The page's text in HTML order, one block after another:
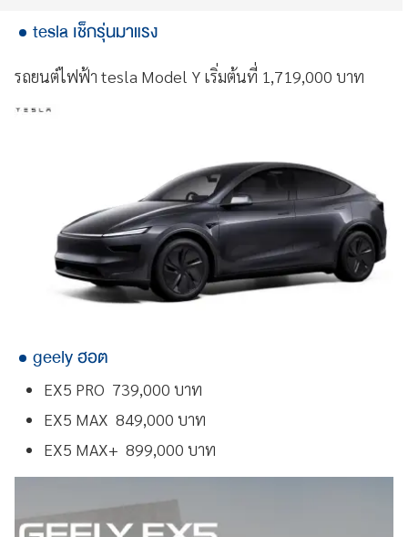
tesla เช็กรุ่นมาแรง
รถยนต์ไฟฟ้า tesla Model Y เริ่มต้นที่ 1,719,000 บาท
geely ฮอต
EX5 PRO 739,000 บาท
EX5 MAX 849,000 บาท
EX5 MAX+ 899,000 บาท